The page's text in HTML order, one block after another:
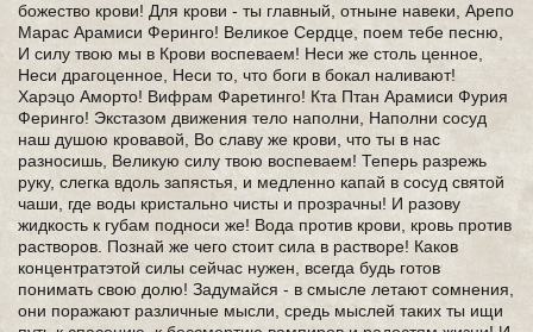
божество крови! Для крови - ты главный, отныне навеки, Арепо
Марас Арамиси Феринго! Великое Сердце, поем тебе песню,
И силу твою мы в Крови воспеваем! Неси же столь ценное,
Неси драгоценное, Неси то, что боги в бокал наливают!
Харэцо Аморто! Вифрам Фаретинго! Кта Птан Арамиси Фурия
Феринго! Экстазом движения тело наполни, Наполни сосуд
наш душою кровавой, Во славу же крови, что ты в нас
разносишь, Великую силу твою воспеваем! Теперь разрежь
руку, слегка вдоль запястья, и медленно капай в сосуд святой
чаши, где воды кристально чисты и прозрачны! И разову
жидкость к губам подноси же! Вода против крови, кровь против
растворов. Познай же чего стоит сила в растворе! Каков
концентратэтой силы сейчас нужен, всегда будь готов
понимать свою долю! Задумайся - в смысле летают сомнения,
они поражают различные мысли, средь мыслей таких ты ищи